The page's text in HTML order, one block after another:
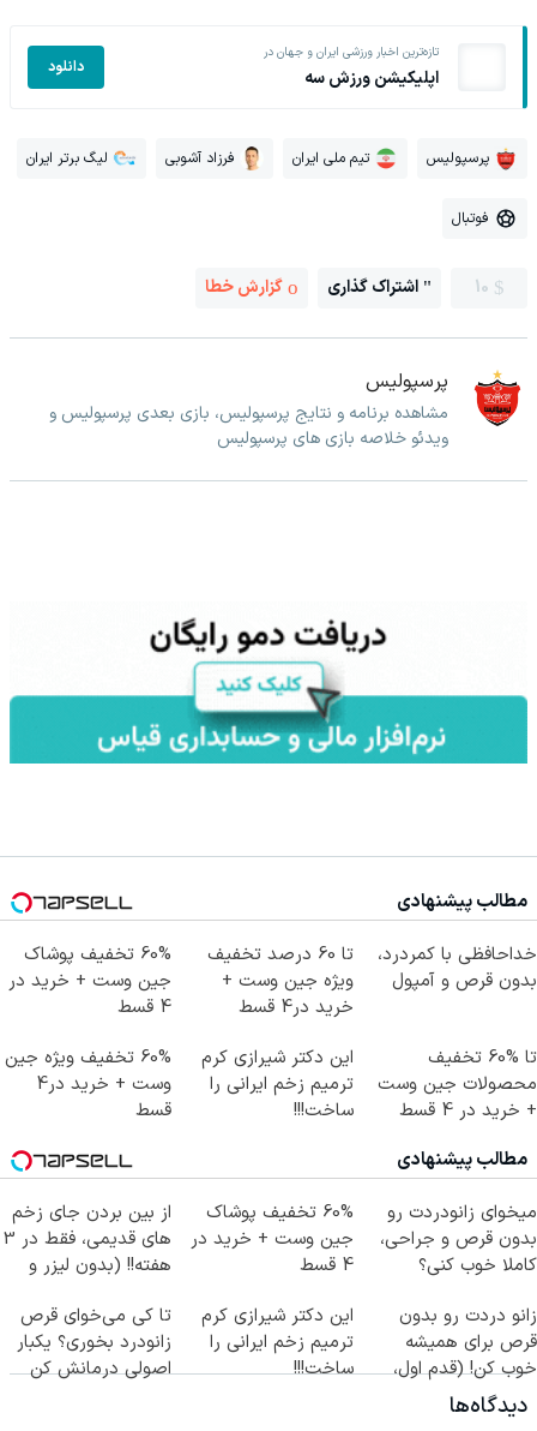
تازه‌ترین اخبار ورزشی ایران و جهان در
اپلیکیشن ورزش سه دانلود
پرسپولیس تیم ملی ایران فرزاد آشوبی لیگ برتر ایران
فوتبال
10 اشتراک گذاری گزارش خطا
پرسپولیس
مشاهده برنامه و نتایج پرسپولیس، بازی بعدی پرسپولیس و
ویدئو خلاصه بازی های پرسپولیس
مطالب پیشنهادی
خداحافظی با کمردرد،
بدون قرص و آمپول
تا 60 درصد تخفیف
ویژه جین وست +
خرید در4 قسط
60% تخفیف پوشاک
جین وست + خرید در
4 قسط
تا %60 تخفیف
محصولات جین وست
+ خرید در 4 قسط
این دکتر شیرازی کرم
ترمیم زخم ایرانی را
ساخت!!!
60% تخفیف ویژه جین
وست + خرید در4
قسط
مطالب پیشنهادی
میخوای زانودردت رو
بدون قرص و جراحی،
کاملا خوب کنی؟
60% تخفیف پوشاک
جین وست + خرید در
4 قسط
از بین بردن جای زخم
های قدیمی، فقط در 3
هفته!! (بدون لیزر و
زانو دردت رو بدون
قرص برای همیشه
خوب کن! (قدم اول،
پرسش‌نامه)
این دکتر شیرازی کرم
ترمیم زخم ایرانی را
ساخت!!!
تا کی می‌خوای قرص
زانودرد بخوری؟ یکبار
اصولی درمانش کن
دیدگاه‌ها